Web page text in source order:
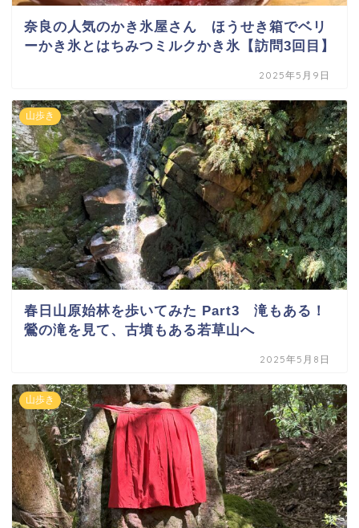
奈良の人気のかき氷屋さん ほうせき箱でベリ
ーかき氷とはちみつミルクかき氷【訪問3回目】
2025年5月9日
山歩き
春日山原始林を歩いてみた Part3 滝もある！
鶯の滝を見て、古墳もある若草山へ
2025年5月8日
山歩き